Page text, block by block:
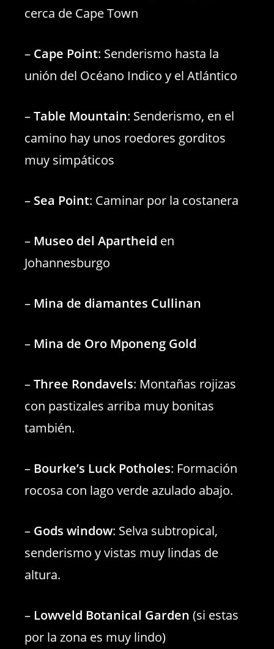
cerca de Cape Town
– Cape Point: Senderismo hasta la
unión del Océano Indico y el Atlántico
–Table Mountain: Senderismo, en el
camino hay unos roedores gorditos
muy simpáticos
– Sea Point: Caminar por la costanera
– Museo del Apartheid en
Johannesburgo
– Mina de diamantes Cullinan
– Mina de Oro Mponeng Gold
–Three Rondavels: Montañas rojizas
con pastizales arriba muy bonitas
también.
– Bourke’s Luck Potholes: Formación
rocosa con lago verde azulado abajo.
– Gods window: Selva subtropical,
senderismo y vistas muy lindas de
altura.
– Lowveld Botanical Garden (si estas
por la zona es muy lindo)